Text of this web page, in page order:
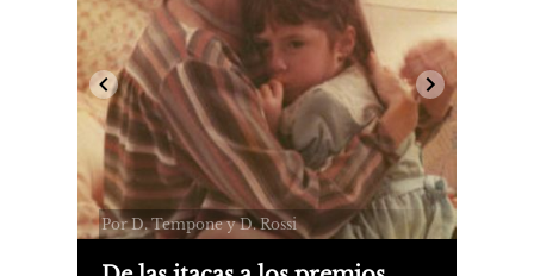
Por D. Tempone y D. Rossi